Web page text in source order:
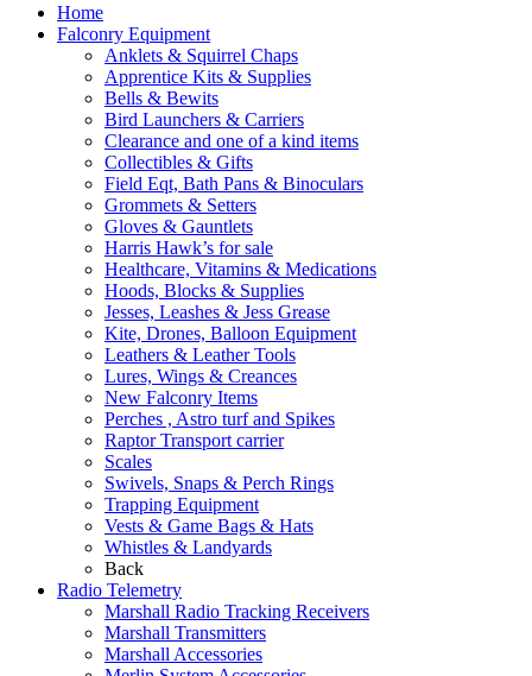
Home
Falconry Equipment
Anklets & Squirrel Chaps
Apprentice Kits & Supplies
Bells & Bewits
Bird Launchers & Carriers
Clearance and one of a kind items
Collectibles & Gifts
Field Eqt, Bath Pans & Binoculars
Grommets & Setters
Gloves & Gauntlets
Harris Hawk’s for sale
Healthcare, Vitamins & Medications
Hoods, Blocks & Supplies
Jesses, Leashes & Jess Grease
Kite, Drones, Balloon Equipment
Leathers & Leather Tools
Lures, Wings & Creances
New Falconry Items
Perches , Astro turf and Spikes
Raptor Transport carrier
Scales
Swivels, Snaps & Perch Rings
Trapping Equipment
Vests & Game Bags & Hats
Whistles & Landyards
Back
Radio Telemetry
Marshall Radio Tracking Receivers
Marshall Transmitters
Marshall Accessories